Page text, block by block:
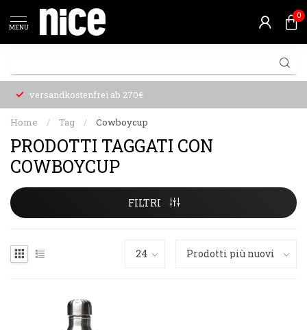
MENU
0
versandkostenfrei ab 270€
Home / Tag / Cowboycup
PRODOTTI TAGGATI CON
COWBOYCUP
FILTRI